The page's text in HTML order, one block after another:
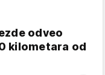
odveo
kilometara od